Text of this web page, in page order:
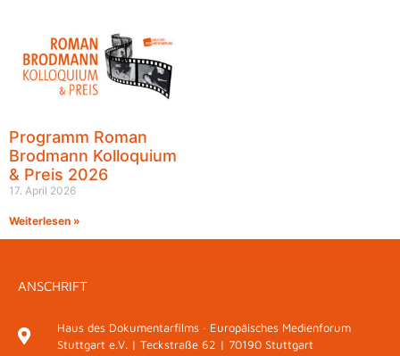
Programm Roman
Brodmann Kolloquium
& Preis 2026
17. April 2026
Weiterlesen »
ANSCHRIFT
Haus des Dokumentarfilms · Europäisches Medienforum
Stuttgart e.V. | Teckstraße 62 | 70190 Stuttgart